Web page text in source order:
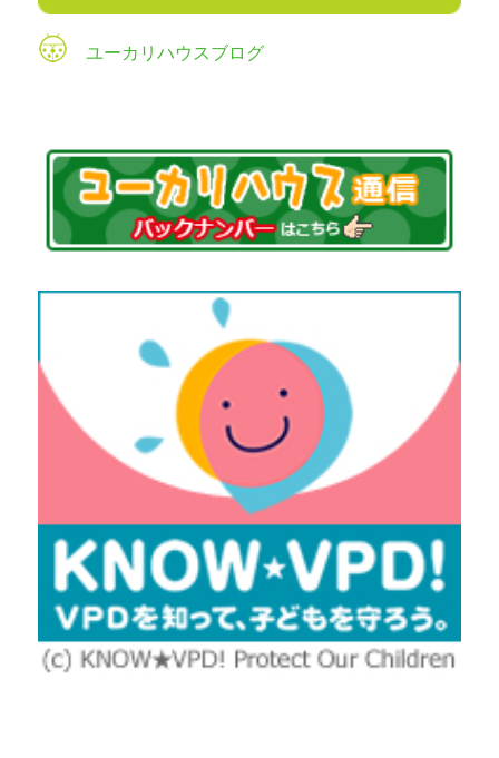
ユーカリハウスブログ